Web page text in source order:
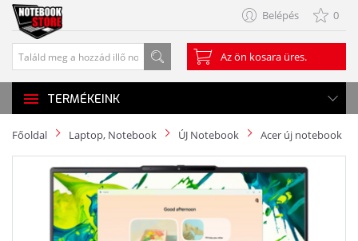
Belépés 0
Az ön kosara üres.
TERMÉKEINK
Főoldal Laptop, Notebook ÚJ Notebook Acer új notebook